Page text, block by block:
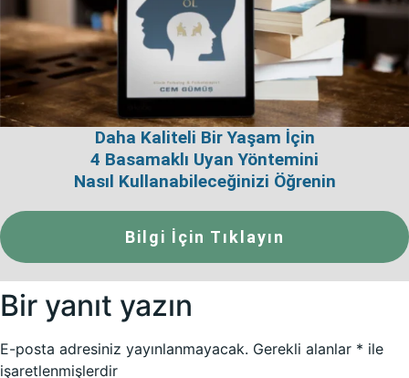
Daha Kaliteli Bir Yaşam İçin
4 Basamaklı Uyan Yöntemini
Nasıl Kullanabileceğinizi Öğrenin
Bilgi İçin Tıklayın
Bir yanıt yazın
E-posta adresiniz yayınlanmayacak. Gerekli alanlar * ile
işaretlenmişlerdir